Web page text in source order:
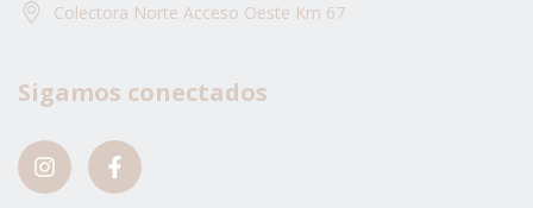
Colectora Norte Acceso Oeste Km 67
Sigamos conectados